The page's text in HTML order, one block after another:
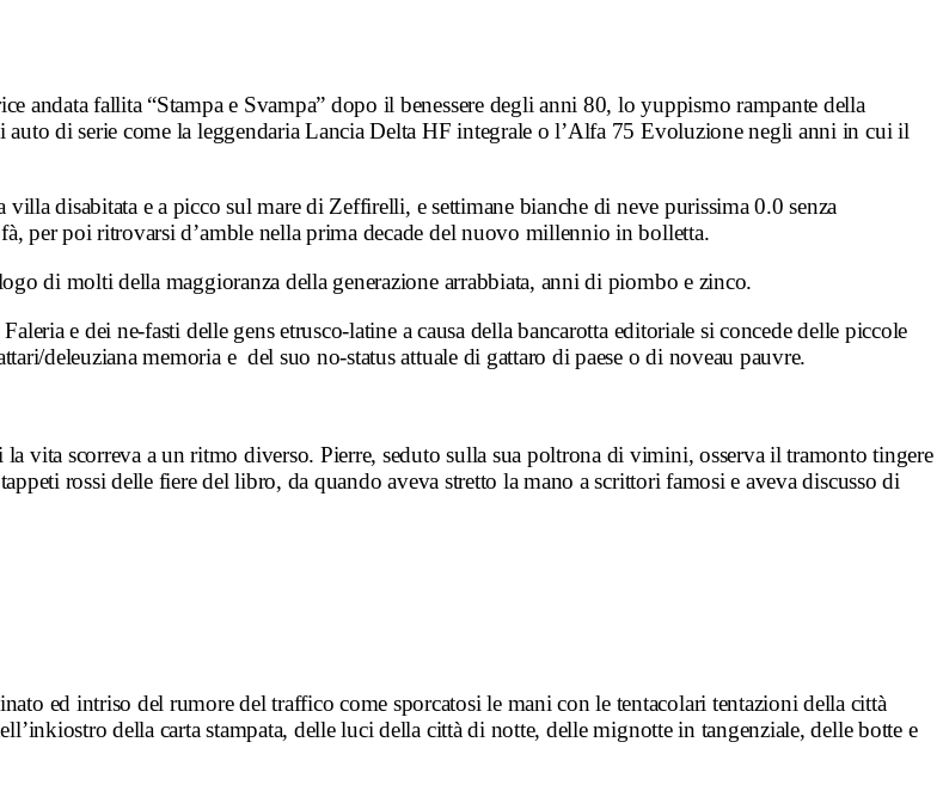
andata fallita “Stampa e Svampa” dopo il benessere degli anni 80, lo yuppismo rampante della
auto di serie come la leggendaria Lancia Delta HF integrale o l’Alfa 75 Evoluzione negli anni in cui il
disabitata e a picco sul mare di Zeffirelli, e settimane bianche di neve purissima 0.0 senza
per poi ritrovarsi d’amble nella prima decade del nuovo millennio in bolletta.
di molti della maggioranza della generazione arrabbiata, anni di piombo e zinco.
e dei ne-fasti delle gens etrusco-latine a causa della bancarotta editoriale si concede delle piccole
deleuziana memoria e del suo no-status attuale di gattaro di paese o di noveau pauvre.
vita scorreva a un ritmo diverso. Pierre, seduto sulla sua poltrona di vimini, osserva il tramonto tingere
rossi delle fiere del libro, da quando aveva stretto la mano a scrittori famosi e aveva discusso di
ed intriso del rumore del traffico come sporcatosi le mani con le tentacolari tentazioni della città
della carta stampata, delle luci della città di notte, delle mignotte in tangenziale, delle botte e